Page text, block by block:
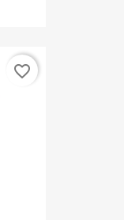
favorite_border